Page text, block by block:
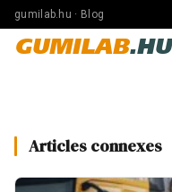
gumilab.hu · Blog
GUMILAB.HU
Articles connexes